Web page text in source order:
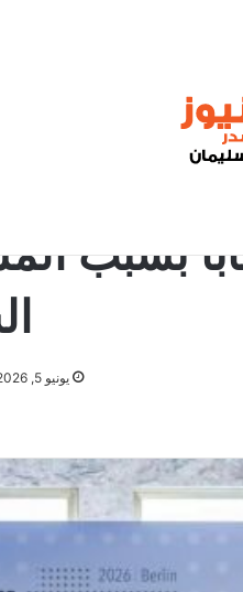
الرئيسية
بسبب
يونيو 5, 2026